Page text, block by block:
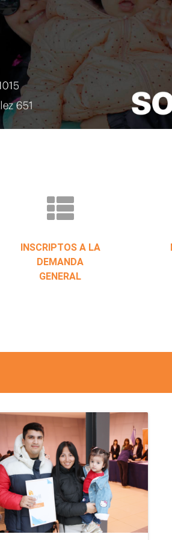
INSCRIPTOS A LA
DEMANDA
GENERAL